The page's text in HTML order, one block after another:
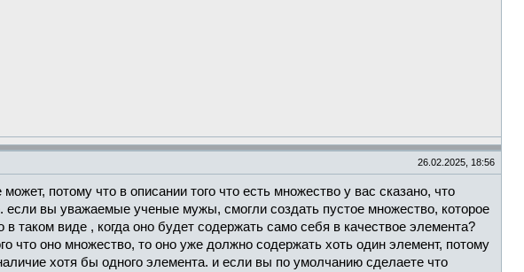
26.02.2025, 18:56
потому что в описании того что есть множество у вас сказано, что
вы уважаемые ученые мужы, смогли создать пустое множество, которое
таком виде , когда оно будет содержать само себя в качествое элемента?
что оно множество, то оно уже должно содержать хоть один элемент, потому
хотя бы одного элемента. и если вы по умолчанию сделаете что